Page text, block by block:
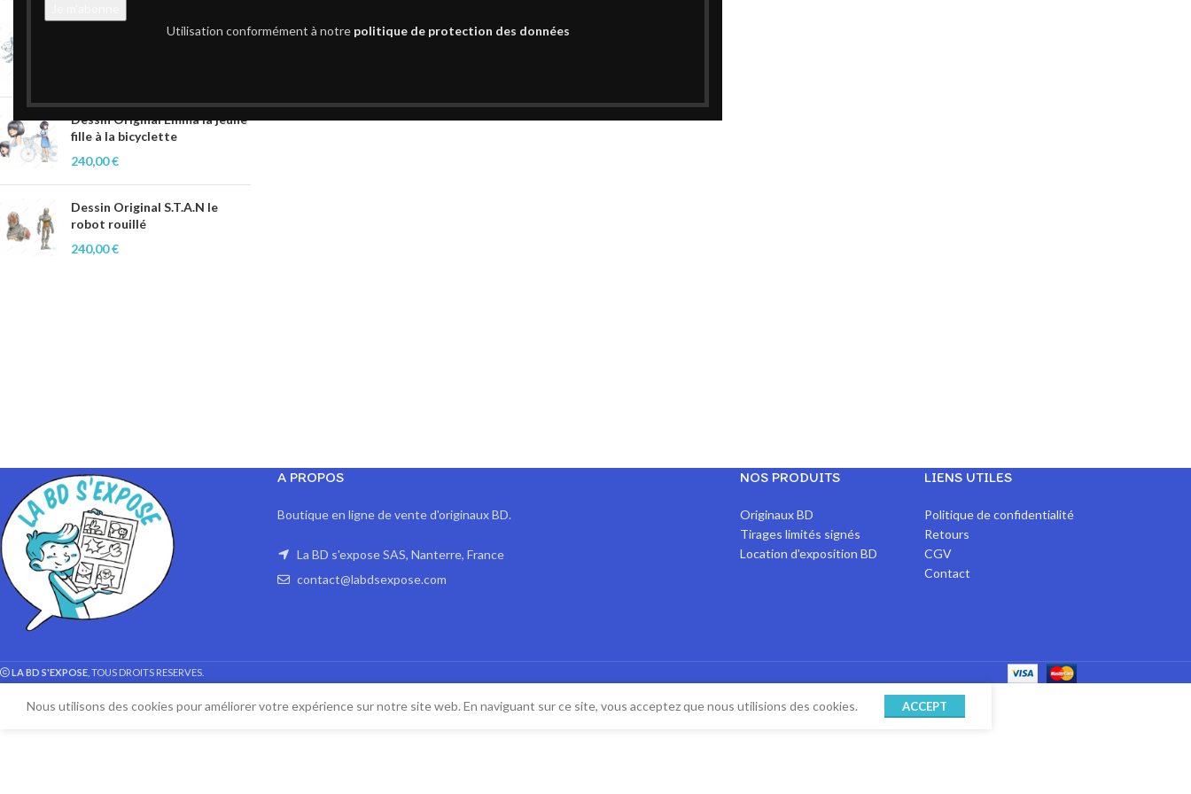
Utilisation conformément à notre politique de protection des données
Dessin Original Alex et le
Dessin Original Emma la jeune
fille à la bicyclette
240,00€
Dessin Original S.T.A.N le
robot rouillé
240,00€
A PROPOS
Boutique en ligne de vente d'originaux BD.
La BD s'expose SAS, Nanterre, France
contact@labdsexpose.com
NOS PRODUITS
Originaux BD
Tirages limités signés
Location d'exposition BD
LIENS UTILES
Politique de confidentialité
Retours
CGV
Contact
LA BD S'EXPOSE , TOUS DROITS RESERVES.
Nous utilisons des cookies pour améliorer votre expérience sur notre site web. En naviguant sur ce site, vous acceptez que nous utilisions des cookies. ACCEPT